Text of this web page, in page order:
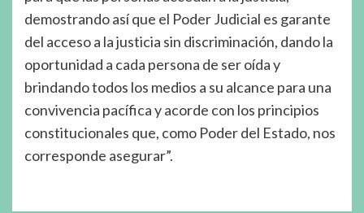
demostrando así que el Poder Judicial es garante
del acceso a la justicia sin discriminación, dando la
oportunidad a cada persona de ser oída y
brindando todos los medios a su alcance para una
convivencia pacífica y acorde con los principios
constitucionales que, como Poder del Estado, nos
corresponde asegurar”.